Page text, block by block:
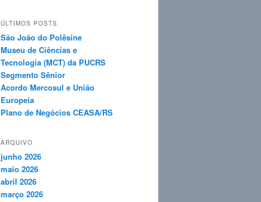
ÚLTIMOS POSTS
São João do Polêsine
Museu de Ciências e
Tecnologia (MCT) da PUCRS
Segmento Sênior
Acordo Mercosul e União
Europeia
Plano de Negócios CEASA/RS
ARQUIVO
junho 2026
maio 2026
abril 2026
março 2026